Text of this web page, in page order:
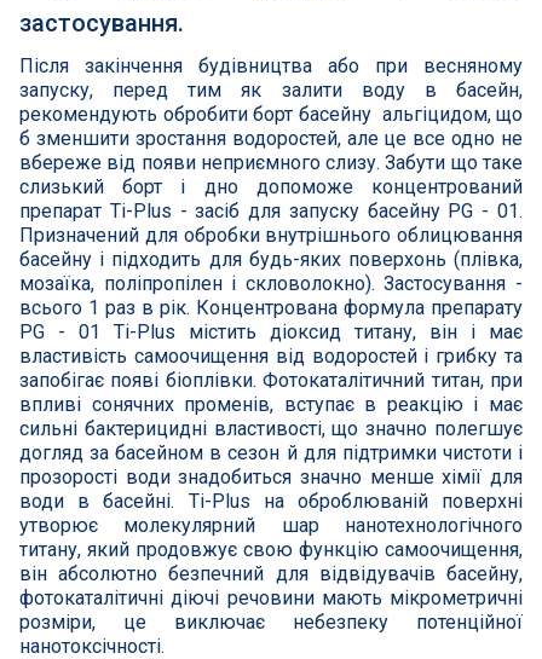
Закладні деталі
Оздоблення чаші басейну
Садові фонтани
Килимки-протиковзки для басейнів
Килими кам'яні
Хімія для каменя
Сауни
СПА басейни
Осушувачі повітря
Меблі для басейну
застосування.
Після закінчення будівництва або при весняному
запуску, перед тим як залити воду в басейн,
рекомендують обробити борт басейну альгіцидом, що
б зменшити зростання водоростей, але це все одно не
вбереже від появи неприємного слизу. Забути що таке
слизький борт і дно допоможе концентрований
препарат Ti-Plus - засіб для запуску басейну PG - 01.
Призначений для обробки внутрішнього облицювання
басейну і підходить для будь-яких поверхонь (плівка,
мозаїка, поліпропілен і скловолокно). Застосування -
всього 1 раз в рік. Концентрована формула препарату
PG - 01 Ti-Plus містить діоксид титану, він і має
властивість самоочищення від водоростей і грибку та
запобігає появі біоплівки. Фотокаталітичний титан, при
впливі сонячних променів, вступає в реакцію і має
сильні бактерицидні властивості, що значно полегшує
догляд за басейном в сезон й для підтримки чистоти і
прозорості води знадобиться значно менше хімії для
води в басейні. Ti-Plus на оброблюваній поверхні
утворює молекулярний шар нанотехнологічного
титану, який продовжує свою функцію самоочищення,
він абсолютно безпечний для відвідувачів басейну,
фотокаталітичні діючі речовини мають мікрометричні
розміри, це виключає небезпеку потенційної
нанотоксічності.